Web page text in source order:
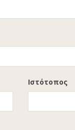
Ιστότοπος